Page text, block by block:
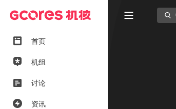
首页
机组
讨论
资讯